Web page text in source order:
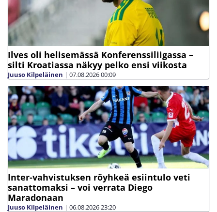
Ilves oli helisemässä Konferenssiliigassa –
silti Kroatiassa näkyy pelko ensi viikosta
Juuso Kilpeläinen | 07.08.202600:09
Inter-vahvistuksen röyhkeä esiintulo veti
sanattomaksi – voi verrata Diego
Maradonaan
Juuso Kilpeläinen | 06.08.202623:20